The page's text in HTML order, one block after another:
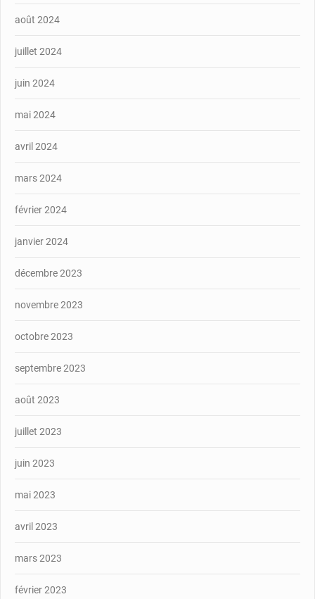
août 2024
juillet 2024
juin 2024
mai 2024
avril 2024
mars 2024
février 2024
janvier 2024
décembre 2023
novembre 2023
octobre 2023
septembre 2023
août 2023
juillet 2023
juin 2023
mai 2023
avril 2023
mars 2023
février 2023